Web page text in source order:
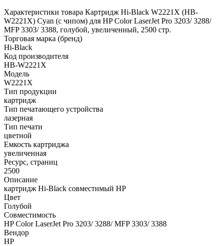
Характеристики товара Картридж Hi-Black W2221X (HB-
W2221X) Cyan (с чипом) для HP Color LaserJet Pro 3203/ 3288/
MFP 3303/ 3388, голубой, увеличенный, 2500 стр.
Торговая марка (бренд)
Hi-Black
Код производителя
HB-W2221X
Модель
W2221X
Тип продукции
картридж
Тип печатающего устройства
лазерная
Тип печати
цветной
Емкость картриджа
увеличенная
Ресурс, страниц
2500
Описание
картридж Hi-Black совместимый HP
Цвет
Голубой
Совместимость
HP Color LaserJet Pro 3203/ 3288/ MFP 3303/ 3388
Вендор
HP